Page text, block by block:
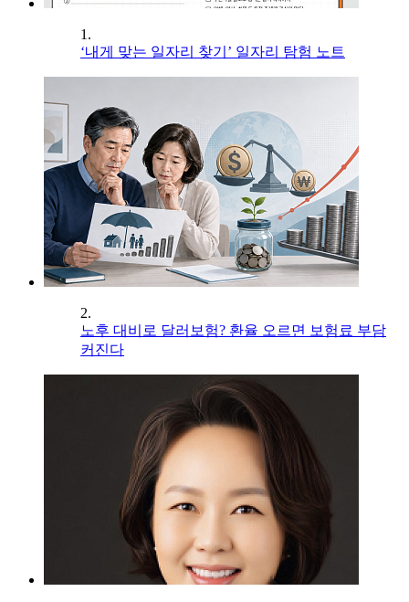
1.
‘내게 맞는 일자리 찾기’ 일자리 탐험 노트
2.
노후 대비로 달러보험? 환율 오르면 보험료 부담
커진다